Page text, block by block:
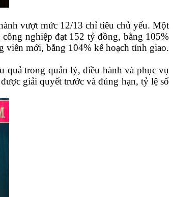
vượt mức 12/13 chỉ tiêu chủ yếu. Một
nghiệp đạt 152 tỷ đồng, bằng 105%
viên mới, bằng 104% kế hoạch tỉnh giao.
quả trong quản lý, điều hành và phục vụ
giải quyết trước và đúng hạn, tỷ lệ số